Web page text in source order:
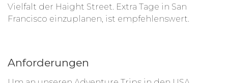
Vielfalt der Haight Street. Extra Tage in San
Francisco einzuplanen, ist empfehlenswert.
Anforderungen